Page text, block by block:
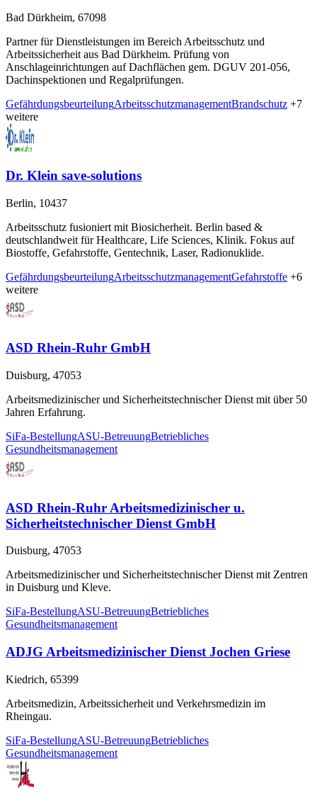
Bad Dürkheim, 67098
Partner für Dienstleistungen im Bereich Arbeitsschutz und
Arbeitssicherheit aus Bad Dürkheim. Prüfung von
Anschlageinrichtungen auf Dachflächen gem. DGUV 201-056,
Dachinspektionen und Regalprüfungen.
GefährdungsbeurteilungArbeitsschutzmanagementBrandschutz +7
weitere
Dr. Klein save-solutions
Berlin, 10437
Arbeitsschutz fusioniert mit Biosicherheit. Berlin based &
deutschlandweit für Healthcare, Life Sciences, Klinik. Fokus auf
Biostoffe, Gefahrstoffe, Gentechnik, Laser, Radionuklide.
GefährdungsbeurteilungArbeitsschutzmanagementGefahrstoffe +6
weitere
ASD Rhein-Ruhr GmbH
Duisburg, 47053
Arbeitsmedizinischer und Sicherheitstechnischer Dienst mit über 50
Jahren Erfahrung.
SiFa-BestellungASU-BetreuungBetriebliches
Gesundheitsmanagement
ASD Rhein-Ruhr Arbeitsmedizinischer u.
Sicherheitstechnischer Dienst GmbH
Duisburg, 47053
Arbeitsmedizinischer und Sicherheitstechnischer Dienst mit Zentren
in Duisburg und Kleve.
SiFa-BestellungASU-BetreuungBetriebliches
Gesundheitsmanagement
ADJG Arbeitsmedizinischer Dienst Jochen Griese
Kiedrich, 65399
Arbeitsmedizin, Arbeitssicherheit und Verkehrsmedizin im
Rheingau.
SiFa-BestellungASU-BetreuungBetriebliches
Gesundheitsmanagement